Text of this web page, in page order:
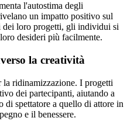
l'autostima degli
un impatto positivo sul
dei loro progetti, gli individui si
desideri più facilmente.
la creatività
la ridinamizzazione. I progetti
dei partecipanti, aiutando a
di spettatore a quello di attore in
e il benessere.